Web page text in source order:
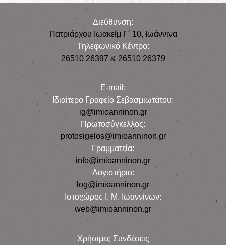
Διεύθυνση:
Πατριάρχου Ιωακείμ Γ΄ 10, Iωάννινα
Τηλεφωνικό Κέντρο:
26510 26397 & 26510 26379
E-mail:
Iδιαίτερο Γραφείο Σεβασμιωτάτου:
ig@imioanninon.gr
Πρωτοσύγκελλος:
protosigelos@imioanninon.gr
Γραμματεία:
info@imioanninon.gr
Λογιστήριο:
log@imioanninon.gr
Ιστοχώρος Ι. Μ. Ιωαννίνων:
web@imioanninon.gr
Χρήσιμες Συνδέσεις